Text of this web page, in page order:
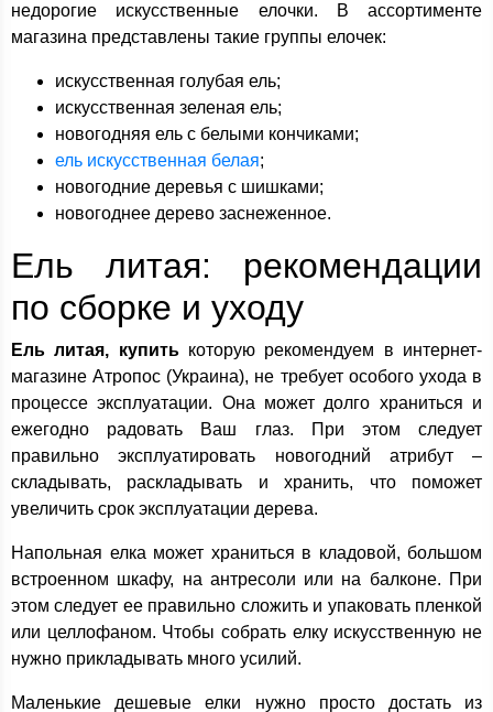
недорогие искусственные елочки. В ассортименте
магазина представлены такие группы елочек:
искусственная голубая ель;
искусственная зеленая ель;
новогодняя ель с белыми кончиками;
ель искусственная белая;
новогодние деревья с шишками;
новогоднее дерево заснеженное.
Ель литая: рекомендации
по сборке и уходу
Ель литая, купитькоторую рекомендуем в интернет-
магазине Атропос (Украина), не требует особого ухода в
процессе эксплуатации. Она может долго храниться и
ежегодно радовать Ваш глаз. При этом следует
правильно эксплуатировать новогодний атрибут –
складывать, раскладывать и хранить, что поможет
увеличить срок эксплуатации дерева.
Напольная елка может храниться в кладовой, большом
встроенном шкафу, на антресоли или на балконе. При
этом следует ее правильно сложить и упаковать пленкой
или целлофаном. Чтобы собрать елку искусственную не
нужно прикладывать много усилий.
Маленькие дешевые елки нужно просто достать из